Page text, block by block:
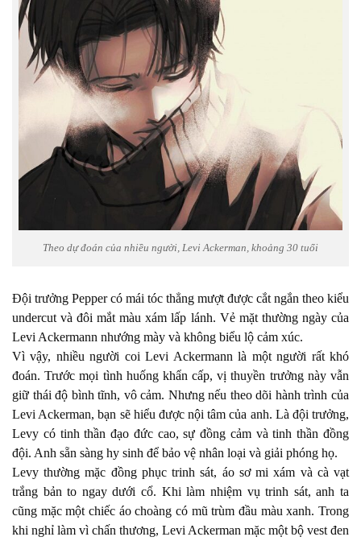
Theo dự đoán của nhiều người, Levi Ackerman, khoảng 30 tuổi
Đội trưởng Pepper có mái tóc thẳng mượt được cắt ngắn theo kiểu
undercut và đôi mắt màu xám lấp lánh. Vẻ mặt thường ngày của
Levi Ackermann nhướng mày và không biểu lộ cảm xúc.
Vì vậy, nhiều người coi Levi Ackermann là một người rất khó
đoán. Trước mọi tình huống khẩn cấp, vị thuyền trưởng này vẫn
giữ thái độ bình tĩnh, vô cảm. Nhưng nếu theo dõi hành trình của
Levi Ackerman, bạn sẽ hiểu được nội tâm của anh. Là đội trưởng,
Levy có tinh thần đạo đức cao, sự đồng cảm và tinh thần đồng
đội. Anh sẵn sàng hy sinh để bảo vệ nhân loại và giải phóng họ.
Levy thường mặc đồng phục trinh sát, áo sơ mi xám và cà vạt
trắng bản to ngay dưới cổ. Khi làm nhiệm vụ trinh sát, anh ta
cũng mặc một chiếc áo choàng có mũ trùm đầu màu xanh. Trong
khi nghỉ làm vì chấn thương, Levi Ackerman mặc một bộ vest đen